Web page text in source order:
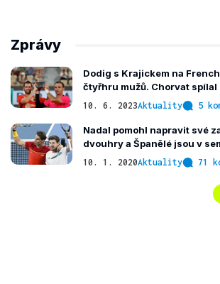
Zprávy
Dodig s Krajickem na
čtyřhru mužů. Chorvat spílal
10. 6. 2023Aktuality 5
Nadal pomohl napravit své
dvouhry a Španělé jsou v
10. 1. 2020Aktuality 71